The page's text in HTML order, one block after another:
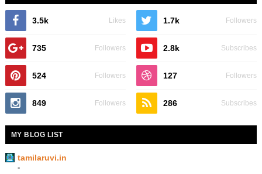
3.5k Likes 1.7k Followers
735 Followers 2.8k Subscribes
524 Followers 127 Followers
849 Followers 286 Subscribes
MY BLOG LIST
tamilaruvi.in
-